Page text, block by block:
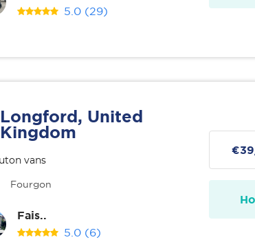
5.0 (29)
Longford, United
Kingdom
vans
Fourgon
Fais..
5.0 (6)
€39